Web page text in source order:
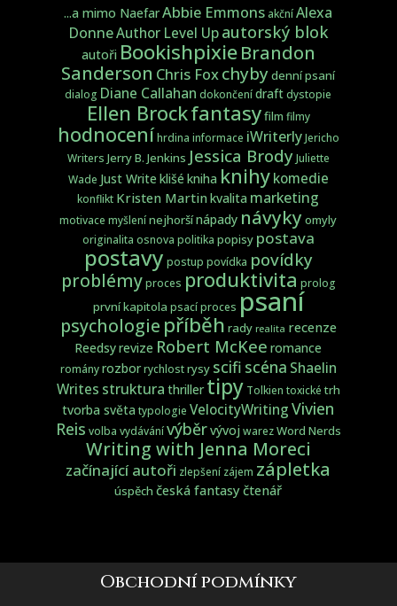
...a mimo NaefarAbbie Emmons akční Alexa
DonneAuthor Level Upautorský blok
autoři BookishpixieBrandon
Sanderson Chris Foxchybydenní psaní
dialog Diane Callahan dokončení draft dystopie
Ellen Brockfantasyfilm filmy
hodnoceníhrdina informace iWriterlyJericho
Writers Jerry B. Jenkins Jessica BrodyJuliette
Wade Just Write klišé kniha knihykomedie
konflikt Kristen Martinkvalita marketing
motivace myšlení nejhoršínápady návyky omyly
originalita osnova politika popisy postava
postavy postup povídka povídky
problémyproces produktivita prolog
první kapitola psací proces psaní
psychologie příběh rady realita recenze
Reedsyrevize Robert McKee romance
rományrozborrychlostrysy scifi scéna Shaelin
Writes struktura thriller tipy Tolkien toxické trh
tvorba světa typologie VelocityWriting Vivien
Reis volba vydávánívýběrvývoj warezWord Nerds
Writing with Jenna Moreci
začínající autoři zlepšení zájem zápletka
úspěch česká fantasyčtenář
Obchodní podmínky